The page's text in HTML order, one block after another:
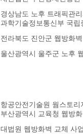
경상남도 노후 트래픽관
과학기술정보통신부 국
전라북도 진안군 웹방화
울산광역시 울주군 노후
항공안전기술원 웜스토리
부산광역시 교육청 웹방
대법원 웹방화벽 교체 사